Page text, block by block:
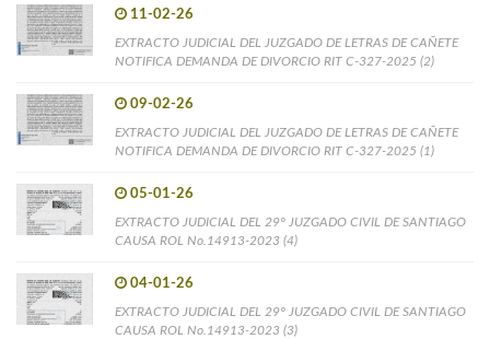
11-02-26
EXTRACTO JUDICIAL DEL JUZGADO DE LETRAS DE CAÑETE
NOTIFICA DEMANDA DE DIVORCIO RIT C-327-2025 (2)
09-02-26
EXTRACTO JUDICIAL DEL JUZGADO DE LETRAS DE CAÑETE
NOTIFICA DEMANDA DE DIVORCIO RIT C-327-2025 (1)
05-01-26
EXTRACTO JUDICIAL DEL 29° JUZGADO CIVIL DE SANTIAGO
CAUSA ROL No.14913-2023 (4)
04-01-26
EXTRACTO JUDICIAL DEL 29° JUZGADO CIVIL DE SANTIAGO
CAUSA ROL No.14913-2023 (3)